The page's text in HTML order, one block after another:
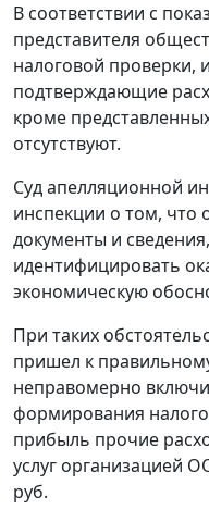
В соответствии с
представителя
налоговой проверки,
подтверждающие
кроме
отсутствуют.
Суд апелляционной
инспекции о том, что
документы и
идентифицировать
экономическую
При таких
пришел к
неправомерно
формирования
прибыль прочие
услуг организацией
руб.